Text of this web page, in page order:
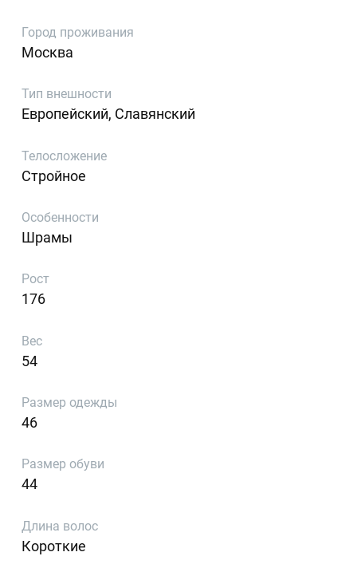
Город проживания
Москва
Тип внешности
Европейский, Славянский
Телосложение
Стройное
Особенности
Шрамы
Рост
176
Вес
54
Размер одежды
46
Размер обуви
44
Длина волос
Короткие